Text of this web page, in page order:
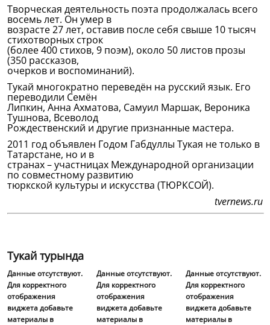
Творческая деятельность поэта продолжалась всего
восемь лет. Он умер в
возрасте 27 лет, оставив после себя свыше 10 тысяч
стихотворных строк
(более 400 стихов, 9 поэм), около 50 листов прозы
(350 рассказов,
очерков и воспоминаний).
Тукай многократно переведён на русский язык. Его
переводили Семён
Липкин, Анна Ахматова, Самуил Маршак, Вероника
Тушнова, Всеволод
Рождественский и другие признанные мастера.
2011 год объявлен Годом Габдуллы Тукая не только в
Татарстане, но и в
странах – участницах Международной организации
по совместному развитию
тюркской культуры и искусства (ТЮРКСОЙ).
tvernews.ru
Тукай турында
Данные отсутствуют.
Для корректного
отображения
виджета добавьте
материалы в
Данные отсутствуют.
Для корректного
отображения
виджета добавьте
материалы в
Данные отсутствуют.
Для корректного
отображения
виджета добавьте
материалы в